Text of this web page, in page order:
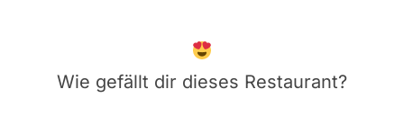
Wie gefällt dir dieses Restaurant?